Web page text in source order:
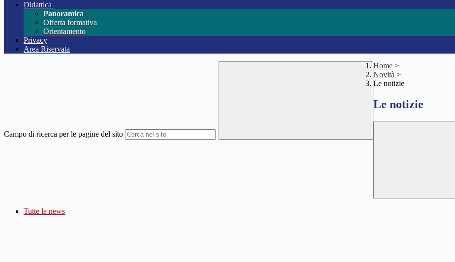
Didattica
Panoramica
Offerta formativa
Orientamento
Privacy
Area Riservata
Campo di ricerca per le pagine del sito
Home >
Novità >
Le notizie
Le notizie
Tutte le news